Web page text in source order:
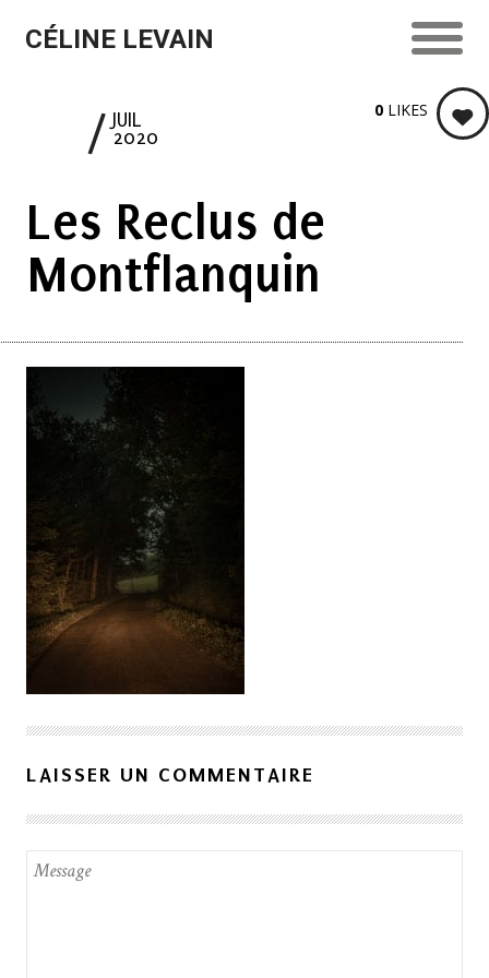
CÉLINE LEVAIN
JUIL
2020
Les Reclus de
Montflanquin
0 LIKES
LAISSER UN COMMENTAIRE